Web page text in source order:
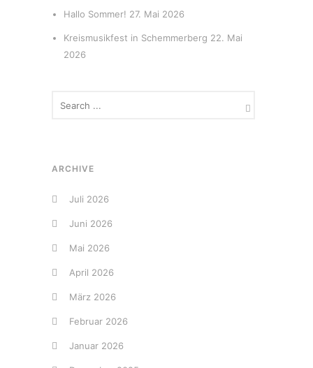
Hallo Sommer! 27. Mai 2026
Kreismusikfest in Schemmerberg 22. Mai
2026
ARCHIVE
Juli 2026
Juni 2026
Mai 2026
April 2026
März 2026
Februar 2026
Januar 2026